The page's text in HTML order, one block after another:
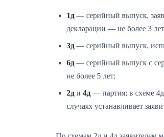
1д — серийный выпуск,
декларации — не более 3
3д — серийный выпуск,
6д — серийный выпуск с
не более 5 лет;
2д и 4д — партия; в схеме
случаях устанавливает